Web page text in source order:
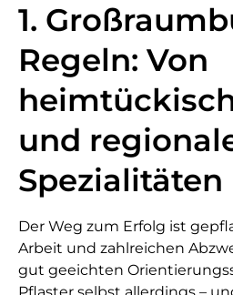
1.
Regeln: Von
und
Spezialitäten
Der Weg zum Erfolg ist
Arbeit und zahlreichen
gut geeichten